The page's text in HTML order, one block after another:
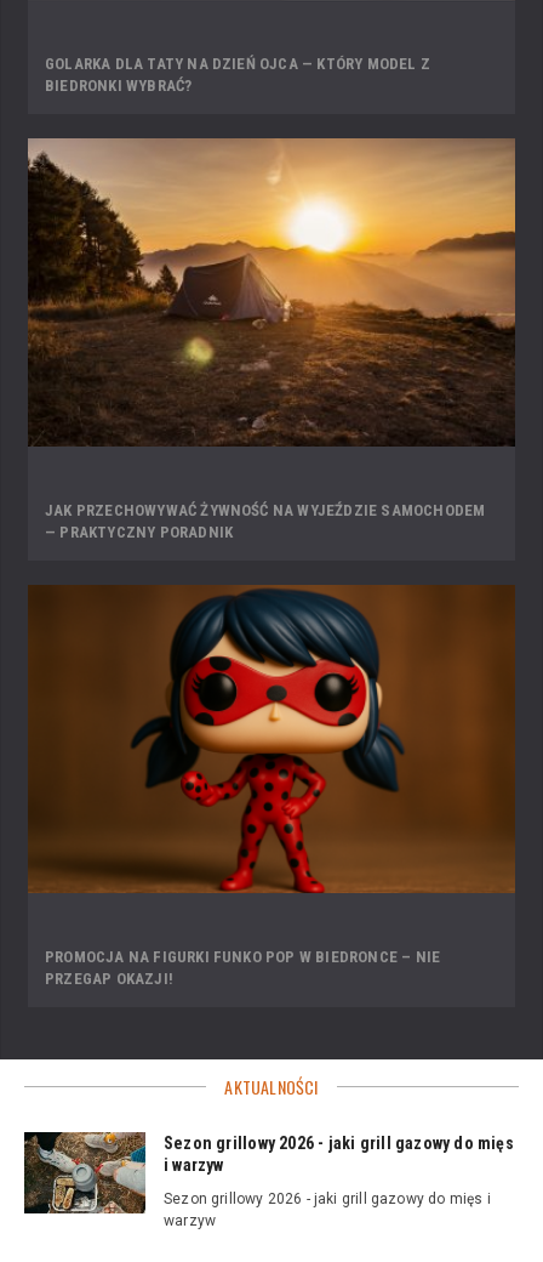
GOLARKA DLA TATY NA DZIEŃ OJCA — KTÓRY MODEL Z
BIEDRONKI WYBRAĆ?
JAK PRZECHOWYWAĆ ŻYWNOŚĆ NA WYJEŹDZIE SAMOCHODEM
— PRAKTYCZNY PORADNIK
PROMOCJA NA FIGURKI FUNKO POP W BIEDRONCE – NIE
PRZEGAP OKAZJI!
AKTUALNOŚCI
Sezon grillowy 2026 - jaki grill gazowy do mięs
i warzyw
Sezon grillowy 2026 - jaki grill gazowy do mięs i
warzyw